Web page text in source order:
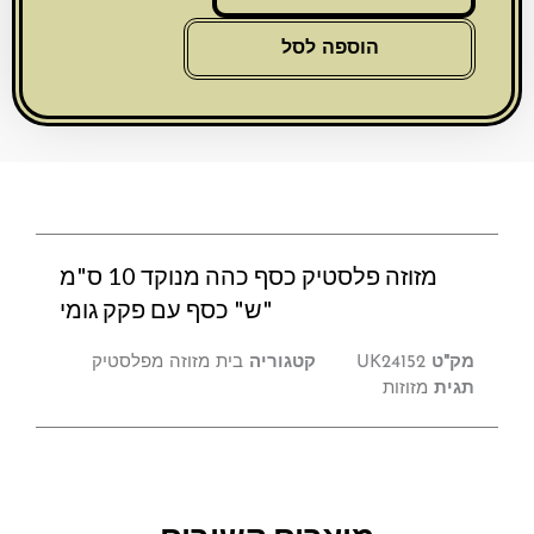
מזוזה
כסף
מנוקד
הוספה לסל
מזוזה פלסטיק כסף כהה מנוקד 10 ס"מ
"ש" כסף עם פקק גומי
מק"ט UK24152 קטגוריה בית מזוזה מפלסטיק
תגית מזוזות